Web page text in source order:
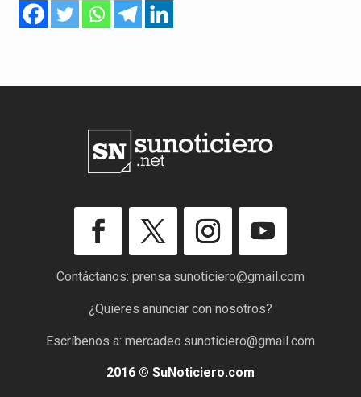
Contáctanos: prensa.sunoticiero@gmail.com
¿Quieres anunciar con nosotros?
Escríbenos a: mercadeo.sunoticiero@gmail.com
2016 © SuNoticiero.com